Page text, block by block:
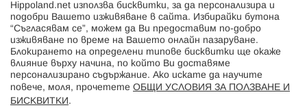
Hippoland.ro
Последвайте ни:
Hippoland.net използва бисквитки, за да персонализира и
подобри Вашето изживяване в сайта. Избирайки бутона
“Съгласявам се”, можем да Ви предоставим по-добро
изживяване по време на Вашето онлайн пазаруване.
Блокирането на определени типове бисквитки ще окаже
влияние върху начина, по който Ви доставяме
персонализирано съдържание. Ако искате да научите
повече, моля, прочетете ОБЩИ УСЛОВИЯ ЗА ПОЛЗВАНЕ И
БИСКВИТКИ .